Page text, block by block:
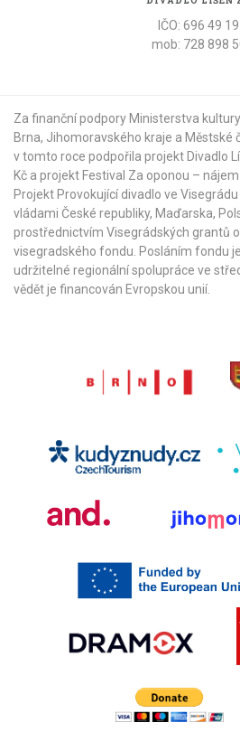
IČO: 696 49
mob: 728 898
Za finanční podpory Ministerstva kultury
Brna, Jihomoravského kraje a Městské
v tomto roce podpořila projekt Divadlo
Kč a projekt Festival Za oponou –
Projekt Provokující divadlo ve
vládami České republiky, Maďarska,
prostřednictvím Visegrádských grantů
visegradského fondu . Posláním fondu
udržitelné regionální spolupráce ve
vědět je financován Evropskou unií.